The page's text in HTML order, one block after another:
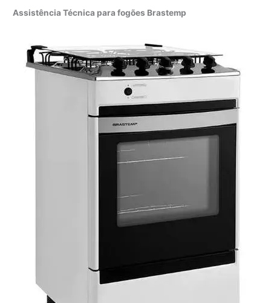
Assistência Técnica para fogões Brastemp